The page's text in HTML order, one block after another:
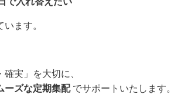
ます。
実」を大切に、
ーズな定期集配でサポートいたします。